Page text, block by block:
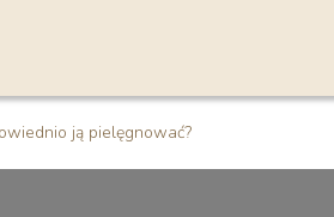
ją pielęgnować?